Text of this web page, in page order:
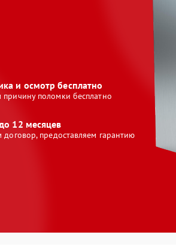
и осмотр бесплатно
поломки бесплатно
12 месяцев
договор, предоставляем гарантию